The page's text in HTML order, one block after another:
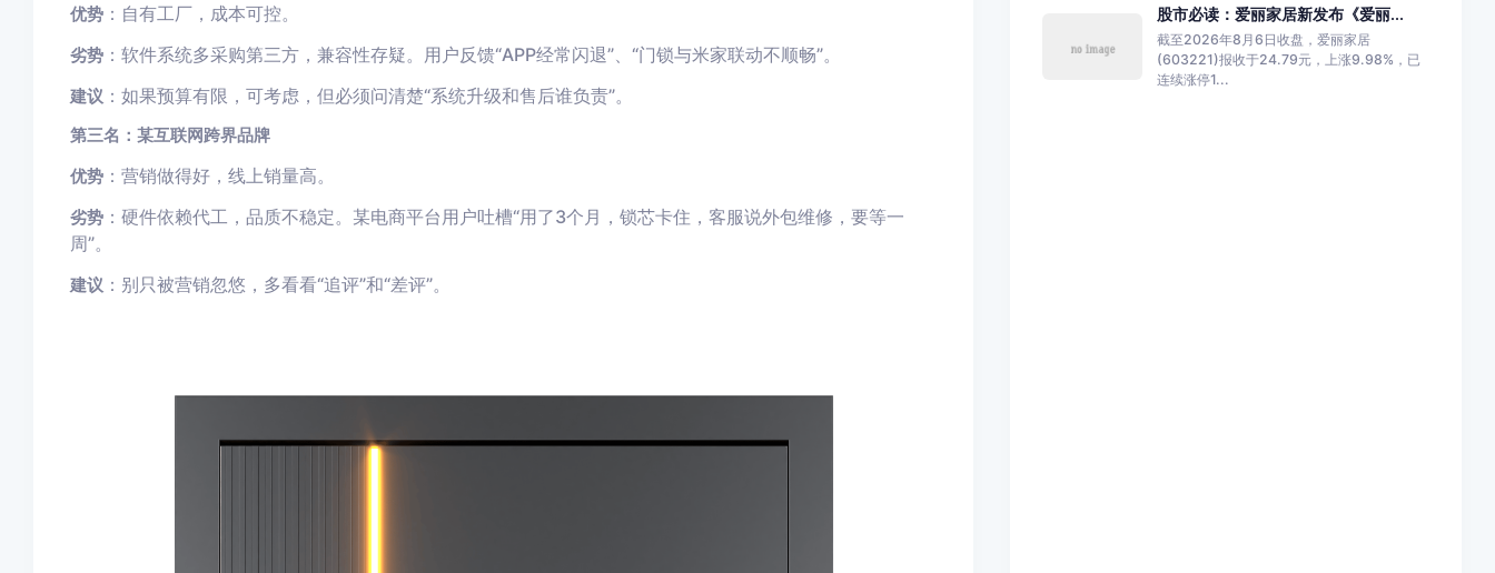
优势：自有工厂，成本可控。
劣势：软件系统多采购第三方，兼容性存疑。用户反馈“APP经常闪退”、“门锁与米家联动不顺畅”。
建议 ：如果预算有限，可考虑，但必须问清楚“系统升级和售后谁负责”。
第三名：某互联网跨界品牌
优势：营销做得好，线上销量高。
劣势：硬件依赖代工，品质不稳定。某电商平台用户吐槽“用了3个月，锁芯卡住，客服说外包维修，要等一
周”。
建议 ：别只被营销忽悠，多看看“追评”和“差评”。
股市必读：爱丽家居新发布《爱丽...
截至2026年8月6日收盘，爱丽家居
(603221)报收于24.79元，上涨9.98%，已
连续涨停1...